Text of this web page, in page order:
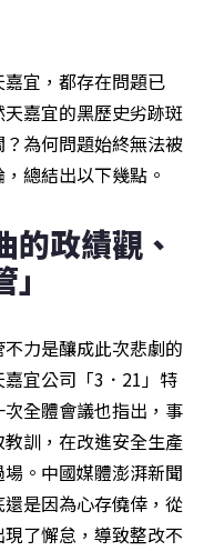
宜，都存在問題已
嘉宜的黑歷史劣跡斑
為何問題始終無法被
總結出以下幾點。
的政績觀、
力是釀成此次悲劇的
宜公司「3．21」特
全體會議也指出，事
訓，在改進安全生產
。中國媒體澎湃新聞
是因為心存僥倖，從
了懈怠，導致整改不